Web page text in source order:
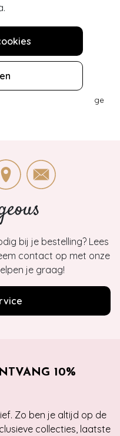
Vintage
bij je bestelling? Lees
contact op met onze
je graag!
10%
Zo ben je altijd op de
collecties, laatste